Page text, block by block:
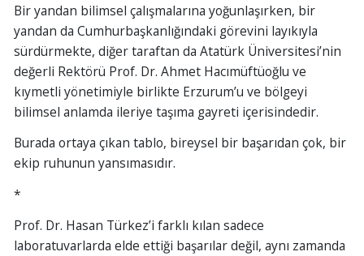
Bir yandan bilimsel çalışmalarına yoğunlaşırken, bir
yandan da Cumhurbaşkanlığındaki görevini layıkıyla
sürdürmekte, diğer taraftan da Atatürk Üniversitesi’nin
değerli Rektörü Prof. Dr. Ahmet Hacımüftüoğlu ve
kıymetli yönetimiyle birlikte Erzurum’u ve bölgeyi
bilimsel anlamda ileriye taşıma gayreti içerisindedir.
Burada ortaya çıkan tablo, bireysel bir başarıdan çok, bir
ekip ruhunun yansımasıdır.
*
Prof. Dr. Hasan Türkez’i farklı kılan sadece
laboratuvarlarda elde ettiği başarılar değil, aynı zamanda